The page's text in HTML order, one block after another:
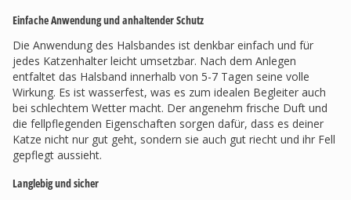
Einfache Anwendung und anhaltender Schutz
Die Anwendung des Halsbandes ist denkbar einfach und für
jedes Katzenhalter leicht umsetzbar. Nach dem Anlegen
entfaltet das Halsband innerhalb von 5-7 Tagen seine volle
Wirkung. Es ist wasserfest, was es zum idealen Begleiter auch
bei schlechtem Wetter macht. Der angenehm frische Duft und
die fellpflegenden Eigenschaften sorgen dafür, dass es deiner
Katze nicht nur gut geht, sondern sie auch gut riecht und ihr Fell
gepflegt aussieht.
Langlebig und sicher